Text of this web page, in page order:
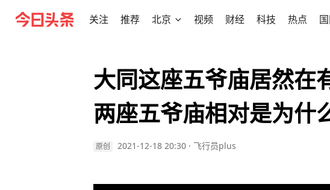
关注 推荐 北京 视频 财经 科技 热点
大同这座五爷庙居然在
两座五爷庙相对是为什
原创 2021-12-18 20:30 · 飞行员plus